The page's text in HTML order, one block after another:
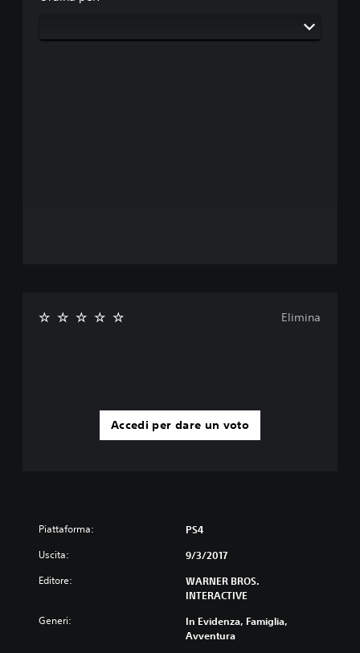
Accedi per dare un voto
Elimina
Piattaforma: PS4
Uscita: 9/3/2017
Editore:
WARNER BROS.
INTERACTIVE
Generi:
In Evidenza, Famiglia,
Avventura